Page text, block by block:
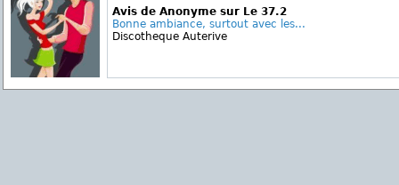
Avis de Anonyme sur Le 37.2
Bonne ambiance, surtout avec les...
Discotheque Auterive